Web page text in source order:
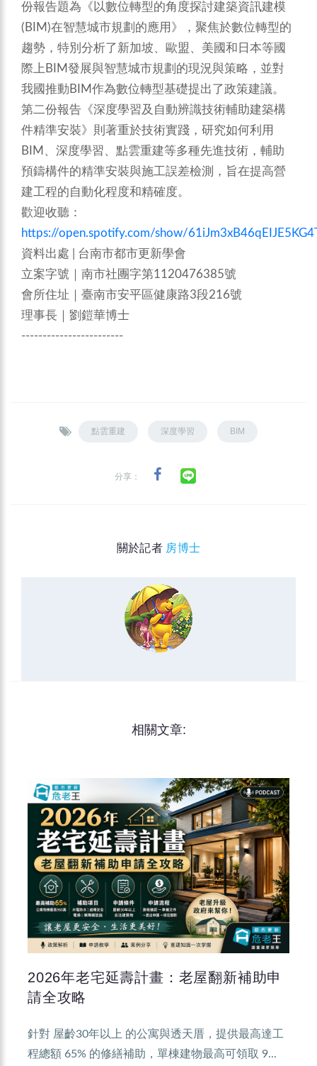
份報告題為《以數位轉型的角度探討建築資訊建模
(BIM)在智慧城市規劃的應用》，聚焦於數位轉型的
趨勢，特別分析了新加坡、歐盟、美國和日本等國
際上BIM發展與智慧城市規劃的現況與策略，並對
我國推動BIM作為數位轉型基礎提出了政策建議。
第二份報告《深度學習及自動辨識技術輔助建築構
件精準安裝》則著重於技術實踐，研究如何利用
BIM、深度學習、點雲重建等多種先進技術，輔助
預鑄構件的精準安裝與施工誤差檢測，旨在提高營
建工程的自動化程度和精確度。
歡迎收聽：
https://open.spotify.com/show/
資料出處 | 台南市都市更新學會
立案字號｜南市社團字第1120476385號
會所住址｜臺南市安平區健康路3段216號
理事長｜劉鎧華博士
------------------------
點雲重建 深度學習 BIM
分享：
關於記者 房博士
相關文章:
2026年老宅延壽計畫：老屋翻新補助申
請全攻略
針對 屋齡30年以上 的公寓與透天厝，提供最高達工
程總額 65% 的修繕補助，單棟建物最高可領取 9...